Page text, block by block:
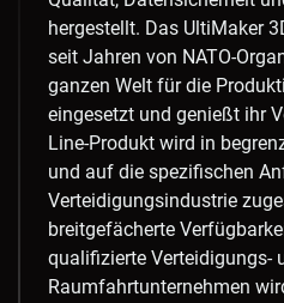
hergestellt. Das UltiMaker
seit Jahren von NATO-
ganzen Welt für die
eingesetzt und genießt ihr
Line-Produkt wird in
und auf die spezifischen
Verteidigungsindustrie
breitgefächerte
qualifizierte Verteidigungs-
Raumfahrtunternehmen